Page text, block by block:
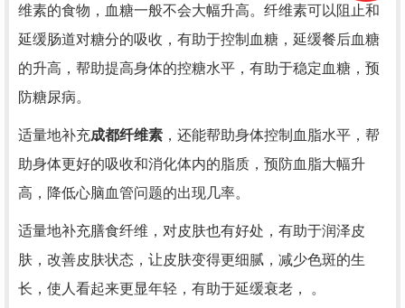
维素的食物，血糖一般不会大幅升高。纤维素可以阻止和
延缓肠道对糖分的吸收，有助于控制血糖，延缓餐后血糖
的升高，帮助提高身体的控糖水平，有助于稳定血糖，预
防糖尿病。
适量地补充成都纤维素 ，还能帮助身体控制血脂水平，帮
助身体更好的吸收和消化体内的脂质，预防血脂大幅升
高，降低心脑血管问题的出现几率。
适量地补充膳食纤维，对皮肤也有好处，有助于润泽皮
肤，改善皮肤状态，让皮肤变得更细腻，减少色斑的生
长，使人看起来更显年轻，有助于延缓衰老， 。